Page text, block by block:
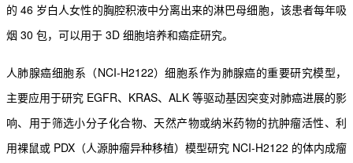
的 46 岁白人女性的胸腔积液中分离出来的淋巴母细胞，该患者每年吸
烟 30 包，可以用于 3D 细胞培养和癌症研究。
人肺腺癌细胞系（NCI-H2122）细胞系作为肺腺癌的重要研究模型，
主要应用于研究 EGFR、KRAS、ALK 等驱动基因突变对肺癌进展的影
响、用于筛选小分子化合物、天然产物或纳米药物的抗肿瘤活性、利
用裸鼠或 PDX（人源肿瘤异种移植）模型研究 NCI-H2122 的体内成瘤